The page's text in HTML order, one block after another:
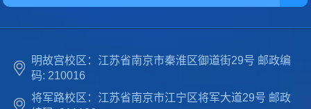
明故宫校区：江苏省南京市秦淮区御道街29号 邮政编
码: 210016
将军路校区：江苏省南京市江宁区将军大道29号 邮政